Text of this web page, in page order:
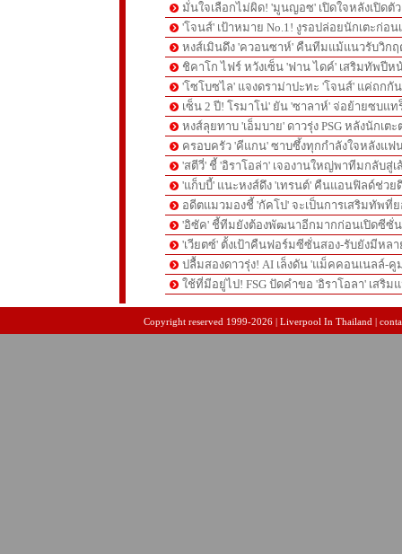
มั่นใจเลือกไม่ผิด! 'มูนญอซ' เปิดใจหลังเปิดตั
'โจนส์' เป้าหมาย No.1! งูรอปล่อยนักเตะก่อ
หงส์เมินดึง 'ควอนซาห์' คืนทีมแม้แนวรับวิก
ชิคาโก ไฟร์ หวังเซ็น 'ฟาน ไดค์' เสริมทัพปีห
'โซโบซไล' แจงดราม่าปะทะ 'โจนส์' แค่ถกกั
เซ็น 2 ปี! โรมาโน่' ยัน 'ซาลาห์' จ่อย้ายซบแ
หงส์ลุยทาบ 'เอ็มบาย' ดาวรุ่ง PSG หลังนักเต
ครอบครัว 'คีแกน' ซาบซึ้งทุกกำลังใจหลังแฟ
'สตีวี่' ชี้ 'อิราโอล่า' เจองานใหญ่พาทีมกลับสู่
'แก็บบี้' แนะหงส์ดึง 'เทรนต์' คืนแอนฟิลด์ช่วย
อดีตแมวมองชี้ 'กัคโป' จะเป็นการเสริมทัพที่
'อิซัค' ชี้ทีมยังต้องพัฒนาอีกมากก่อนเปิดซีซั่
'เวียตซ์' ตั้งเป้าคืนฟอร์มซีซั่นสอง-รับยังมีหล
ปลื้มสองดาวรุ่ง! AI เล็งดัน 'แม็คคอนเนลล์-
ใช้ที่มีอยู่ไป! FSG ปัดคำขอ 'อิราโอลา' เสริม
Copyright reserved 1999-2026 | Liverpool In Thailand |